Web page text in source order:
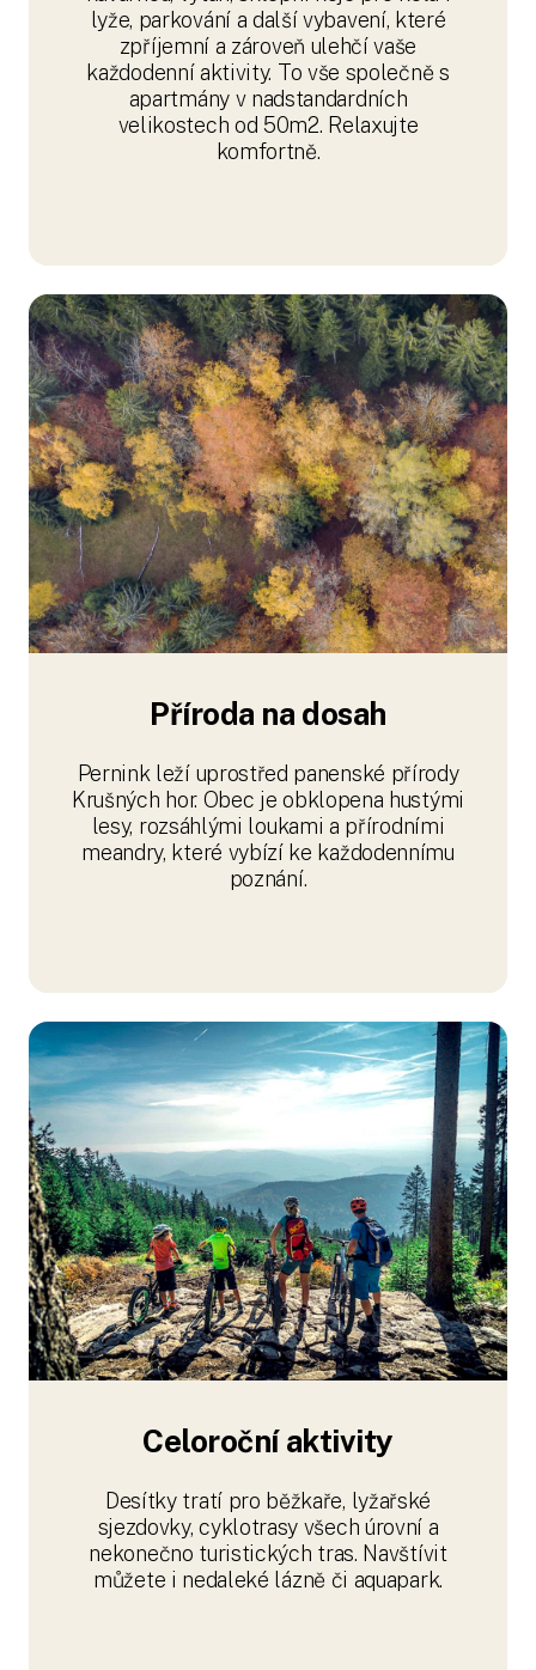
lyže, parkování a další vybavení, které
zpříjemní a zároveň ulehčí vaše
každodenní aktivity. To vše společně s
apartmány v nadstandardních
velikostech od 50m2. Relaxujte
komfortně.
Příroda na dosah
Pernink leží uprostřed panenské přírody
Krušných hor. Obec je obklopena hustými
lesy, rozsáhlými loukami a přírodními
meandry, které vybízí ke každodennímu
poznání.
Celoroční aktivity
Desítky tratí pro běžkaře, lyžařské
sjezdovky, cyklotrasy všech úrovní a
nekonečno turistických tras. Navštívit
můžete i nedaleké lázně či aquapark.